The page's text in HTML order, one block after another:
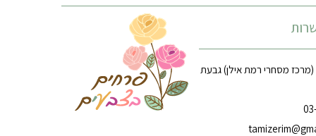
רח׳ הארזים 14 (מרכז מסחרי רמת אילן) גבעת